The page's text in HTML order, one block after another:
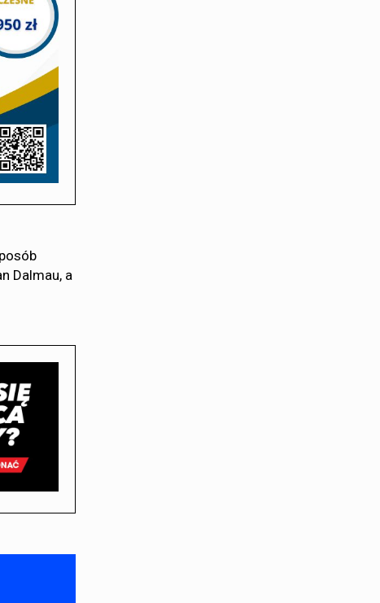
Dalmau, a